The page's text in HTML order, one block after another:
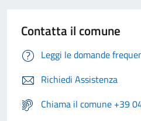
Contatta il comune
Leggi le domande
Richiedi Assistenza
Chiama il comune +39